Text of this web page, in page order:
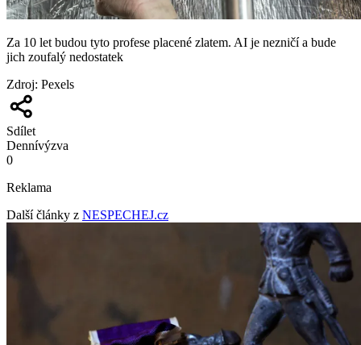
Za 10 let budou tyto profese placené zlatem. AI je nezničí a bude
jich zoufalý nedostatek
Zdroj: Pexels
Sdílet
Dennívýzva
0
Reklama
Další články z NESPECHEJ.cz